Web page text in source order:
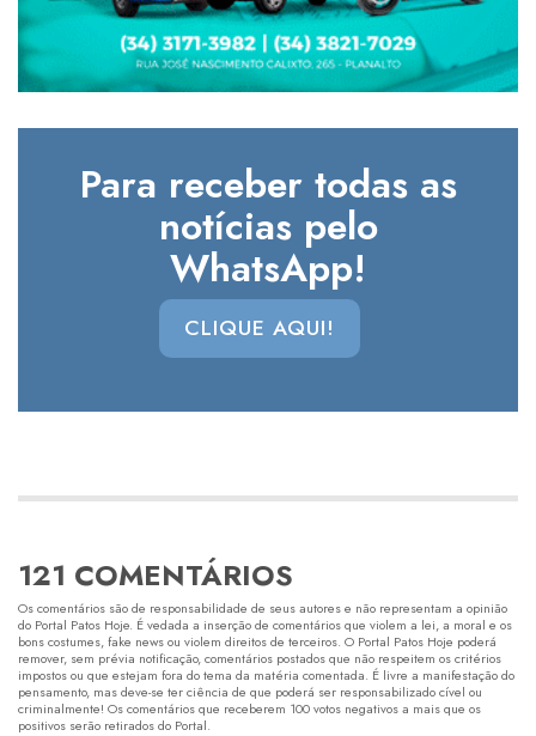
Para receber todas as
notícias pelo
WhatsApp!
CLIQUE AQUI!
121 COMENTÁRIOS
Os comentários são de responsabilidade de seus autores e não representam a opinião
do Portal Patos Hoje. É vedada a inserção de comentários que violem a lei, a moral e os
bons costumes, fake news ou violem direitos de terceiros. O Portal Patos Hoje poderá
remover, sem prévia notificação, comentários postados que não respeitem os critérios
impostos ou que estejam fora do tema da matéria comentada. É livre a manifestação do
pensamento, mas deve-se ter ciência de que poderá ser responsabilizado cível ou
criminalmente! Os comentários que receberem 100 votos negativos a mais que os
positivos serão retirados do Portal.